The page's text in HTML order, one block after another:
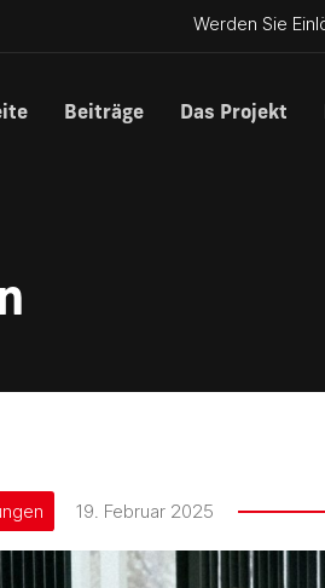
Werden Sie
Beiträge Das Projekt
19. Februar 2025